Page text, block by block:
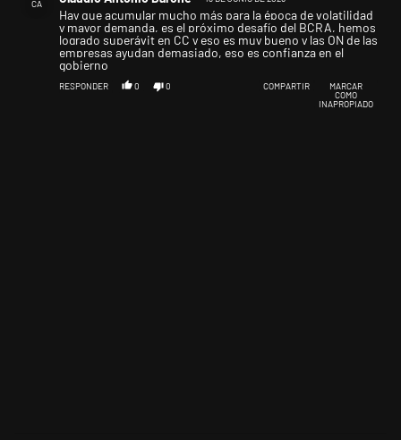
CA
Hay que acumular mucho más para la época de volatilidad
y mayor demanda, es el próximo desafío del BCRA, hemos
logrado superávit en CC y eso es muy bueno y las ON de las
empresas ayudan demasiado, eso es confianza en el
gobierno
RESPONDER 0 0 COMPARTIR
MARCAR
COMO
INAPROPIADO